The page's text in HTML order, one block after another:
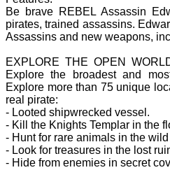
Be brave REBEL Assassin
pirates, trained assassins.
Assassins and new weapons,
EXPLORE THE OPEN
Explore the broadest and
Explore more than 75 unique
real pirate:
- Looted shipwrecked vessel.
- Kill the Knights Templar in the
- Hunt for rare animals in the
- Look for treasures in the lost
- Hide from enemies in secret